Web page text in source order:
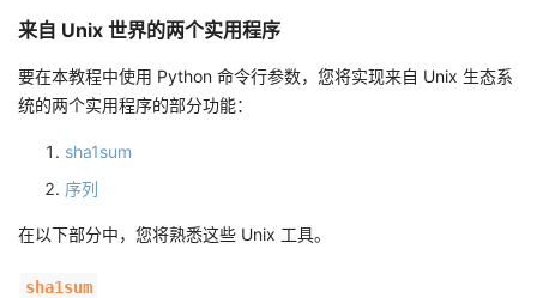
来自 Unix 世界的两个实用程序
要在本教程中使用 Python 命令行参数，您将实现来自 Unix 生态系
统的两个实用程序的部分功能：
sha1sum
序列
在以下部分中，您将熟悉这些 Unix 工具。
sha1sum